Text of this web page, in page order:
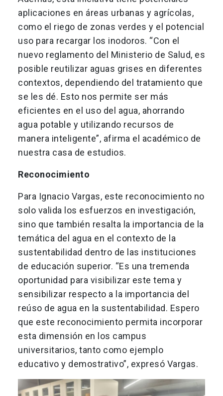
aplicaciones en áreas urbanas y agrícolas,
como el riego de zonas verdes y el potencial
uso para recargar los inodoros. “Con el
nuevo reglamento del Ministerio de Salud, es
posible reutilizar aguas grises en diferentes
contextos, dependiendo del tratamiento que
se les dé. Esto nos permite ser más
eficientes en el uso del agua, ahorrando
agua potable y utilizando recursos de
manera inteligente”, afirma el académico de
nuestra casa de estudios.
Reconocimiento
Para Ignacio Vargas, este reconocimiento no
solo valida los esfuerzos en investigación,
sino que también resalta la importancia de la
temática del agua en el contexto de la
sustentabilidad dentro de las instituciones
de educación superior. “Es una tremenda
oportunidad para visibilizar este tema y
sensibilizar respecto a la importancia del
reúso de agua en la sustentabilidad. Espero
que este reconocimiento permita incorporar
esta dimensión en los campus
universitarios, tanto como ejemplo
educativo y demostrativo”, expresó Vargas.